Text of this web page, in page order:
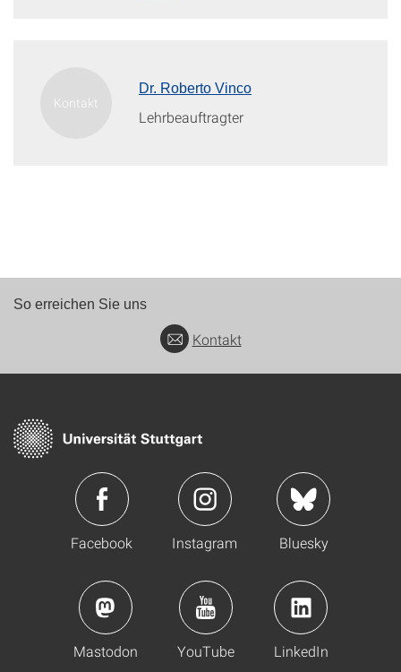
Dr. Roberto Vinco
Lehrbeauftragter
So erreichen Sie uns
Kontakt
Facebook Instagram Bluesky
Mastodon YouTube LinkedIn